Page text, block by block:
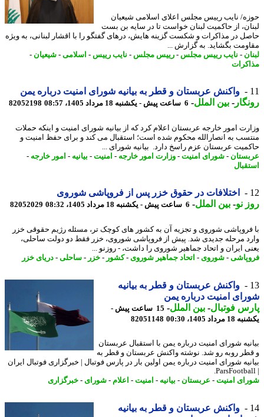
نایب رییس مجلس اعلای اسلامی شیعیان
از حاکمیت لبنان خواست تا در سایه بن بست
در مذاکرات و شکست گزینه هایش، درهای گفتگو را با اقشار لبنانی، به ویژه
بگشاید. به گزارش ...
-نایب رییس مجلس-رییس مجلس-نایب رییس -اسلامی-شیعیان-
واکنش عربستان و قطر به بیانیه شورای امنیت درباره یمن
-بین الملل-6 ساعت پیش - یکشنبه 18 مرداد 1405، 08:57 82052198
امور خارجه عربستان اعلام کرد که از بیانیه شورای امنیت و اینکه حملات
به انصارالله محکوم شده است؛ استقبال می کند و برای حفظ امنیت و
عربستان عزم راسخ دارد. بیانیه شورای ...
-شورای امنیت-وزارت امور خارجه-امنیت-بیانیه-امور خارجه-
اختلافات در حقوق خزر پس از فروپاشی شوروی
نو- بین الملل-6 ساعت پیش - یکشنبه 18 مرداد 1405، 08:32 82052029
شوروی و تجزیه آن به کشور های کوچک تر، مسئله رژیم حقوقی خزر
مرحله جدیدی شد. پیش از فروپاشی شوروی، خزر فقط دو دولت ساحلی،
ایران و اتحاد جماهیر شوروی را داشت، - روزنو ...
-شوروی-اتحاد جماهیر شوروی-کشور-خزر -ساحلی-دریای خزر
واکنش عربستان و قطر به بیانیه
امنیت درباره یمن
فوتبال-بین الملل-
15 ساعت پیش -
1405، 00:30
82051148
شورای امنیت درباره یمن با استقبال عربستان
روبه رو شد. نوشته واکنش عربستان و قطر به
شورای امنیت درباره یمن اولین بار در پارس فوتبال | خبرگزاری فوتبال ایران
امنیت-عربستان-بیانیه-امنیت-اعلام -شورای- خبرگزاری
واکنش عربستان و قطر به بیانیه